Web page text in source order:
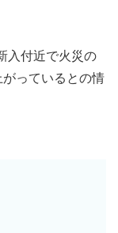
入付近で火災の
っているとの情